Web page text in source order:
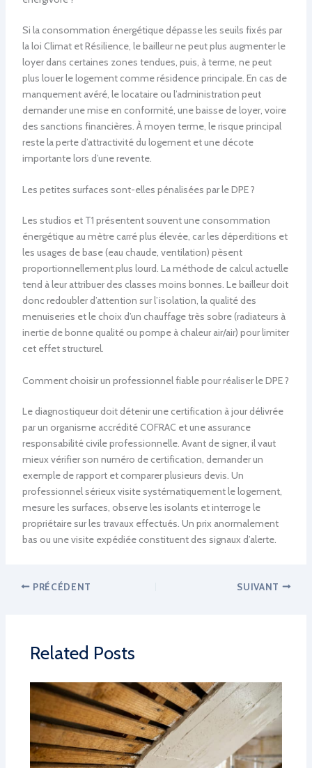
Si la consommation énergétique dépasse les seuils fixés par
la loi Climat et Résilience, le bailleur ne peut plus augmenter le
loyer dans certaines zones tendues, puis, à terme, ne peut
plus louer le logement comme résidence principale. En cas de
manquement avéré, le locataire ou l’administration peut
demander une mise en conformité, une baisse de loyer, voire
des sanctions financières. À moyen terme, le risque principal
reste la perte d’attractivité du logement et une décote
importante lors d’une revente.
Les petites surfaces sont-elles pénalisées par le DPE ?
Les studios et T1 présentent souvent une consommation
énergétique au mètre carré plus élevée, car les déperditions et
les usages de base (eau chaude, ventilation) pèsent
proportionnellement plus lourd. La méthode de calcul actuelle
tend à leur attribuer des classes moins bonnes. Le bailleur doit
donc redoubler d’attention sur l’isolation, la qualité des
menuiseries et le choix d’un chauffage très sobre (radiateurs à
inertie de bonne qualité ou pompe à chaleur air/air) pour limiter
cet effet structurel.
Comment choisir un professionnel fiable pour réaliser le DPE ?
Le diagnostiqueur doit détenir une certification à jour délivrée
par un organisme accrédité COFRAC et une assurance
responsabilité civile professionnelle. Avant de signer, il vaut
mieux vérifier son numéro de certification, demander un
exemple de rapport et comparer plusieurs devis. Un
professionnel sérieux visite systématiquement le logement,
mesure les surfaces, observe les isolants et interroge le
propriétaire sur les travaux effectués. Un prix anormalement
bas ou une visite expédiée constituent des signaux d’alerte.
PRÉCÉDENT SUIVANT
Related Posts